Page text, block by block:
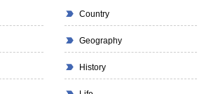
Country
Geography
History